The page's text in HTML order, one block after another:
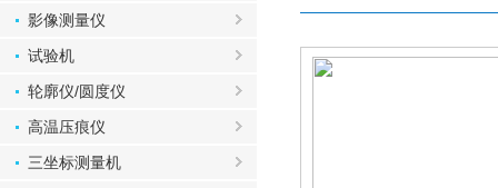
影像测量仪
试验机
轮廓仪/圆度仪
高温压痕仪
三坐标测量机